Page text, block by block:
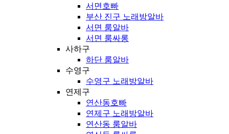
서면호빠
부산 진구 노래방알바
서면 룸알바
서면 룸싸롱
사하구
하단 룸알바
수영구
수영구 노래방알바
연제구
연산동호빠
연제구 노래방알바
연산동 룸알바